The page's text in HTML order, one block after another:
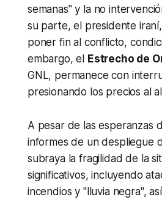
semanas" y la no
su parte, el presidente
poner fin al conflicto,
embargo, el
Estrecho de
GNL, permanece con
presionando los precios al
A pesar de las esperanzas
informes de un despliegue
subraya la fragilidad de la
significativos, incluyendo
incendios y "lluvia negra",